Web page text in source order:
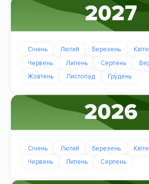
2027
Січень Лютий Березень
Червень
Липень Серпень
Жовтень
Листопад Грудень
2026
Січень Лютий Березень
Червень
Липень Серпень